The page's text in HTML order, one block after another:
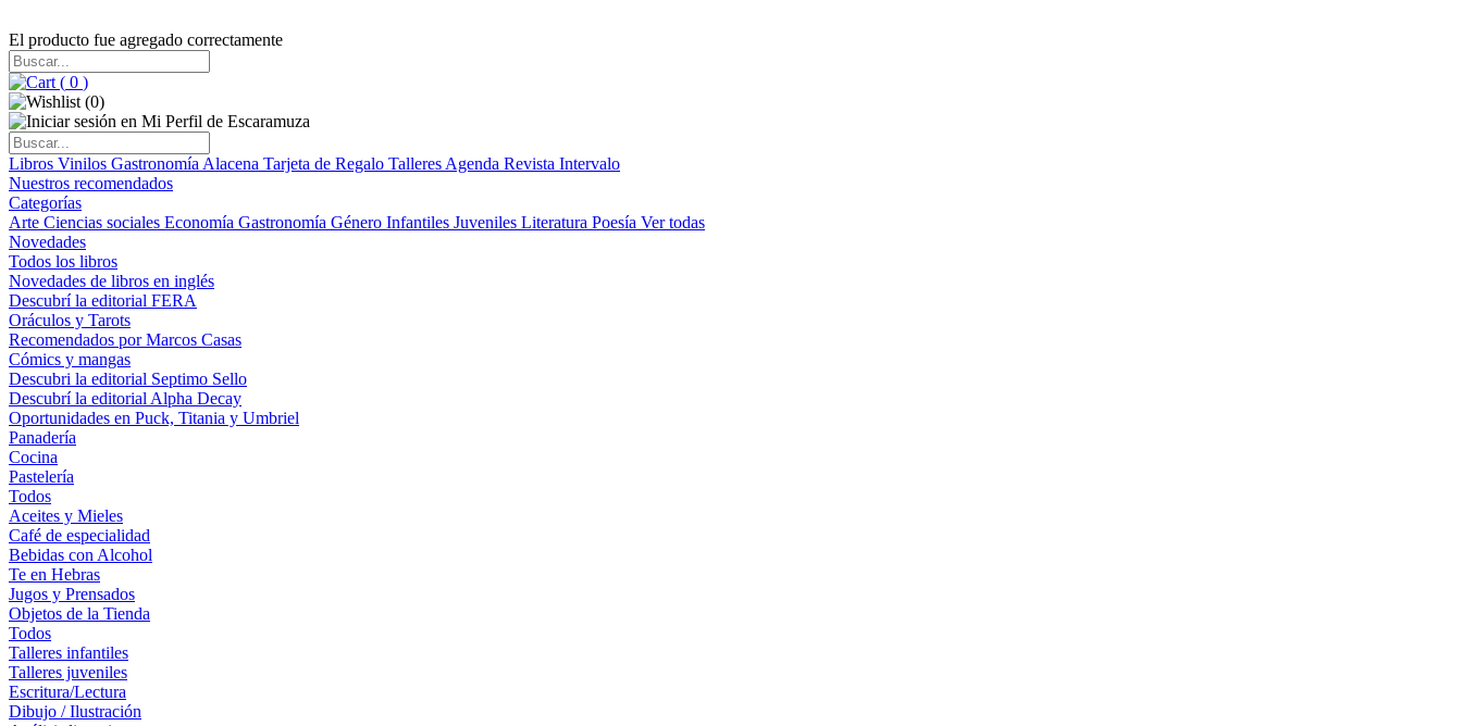
El producto fue agregado correctamente
( 0 )
(0)
Libros Vinilos Gastronomía Alacena Tarjeta de Regalo Talleres Agenda Revista Intervalo
Nuestros recomendados
Categorías
Arte Ciencias sociales Economía Gastronomía Género Infantiles Juveniles Literatura Poesía Ver todas
Novedades
Todos los libros
Novedades de libros en inglés
Descubrí la editorial FERA
Oráculos y Tarots
Recomendados por Marcos Casas
Cómics y mangas
Descubri la editorial Septimo Sello
Descubrí la editorial Alpha Decay
Oportunidades en Puck, Titania y Umbriel
Panadería
Cocina
Pastelería
Todos
Aceites y Mieles
Café de especialidad
Bebidas con Alcohol
Te en Hebras
Jugos y Prensados
Objetos de la Tienda
Todos
Talleres infantiles
Talleres juveniles
Escritura/Lectura
Dibujo / Ilustración